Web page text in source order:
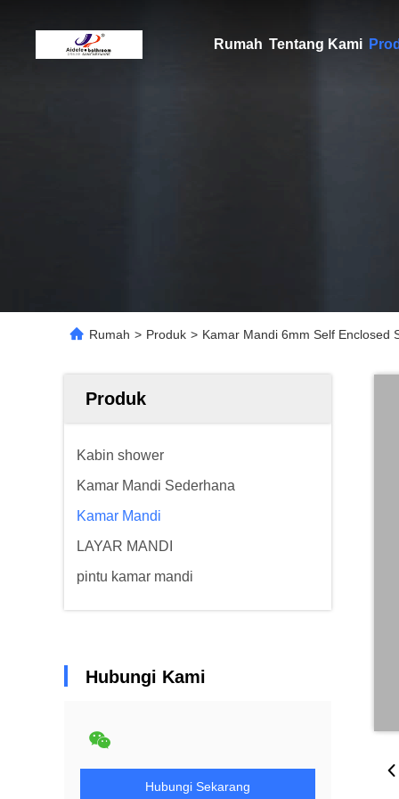
Rumah Tentang Kami
Rumah > Produk > Kamar Mandi 6mm Self Enclosed
Produk
Kabin shower
Kamar Mandi Sederhana
Kamar Mandi
LAYAR MANDI
pintu kamar mandi
Hubungi Kami
Hubungi Sekarang